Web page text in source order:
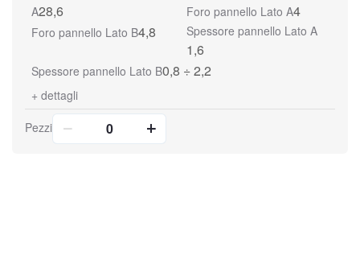
A28,6 Foro pannello Lato A4
Foro pannello Lato B4,8 Spessore pannello Lato A
1,6
Spessore pannello Lato B0,8 ÷ 2,2
+ dettagli
Pezzi